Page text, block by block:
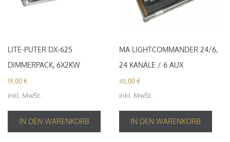
LITE-PUTER DX-625
DIMMERPACK, 6X2KW
19,00 €
inkl. MwSt.
IN DEN WARENKORB
MA LIGHTCOMMANDER 24/6,
24 KANÄLE / 6 AUX
45,00€
inkl. MwSt.
IN DEN WARENKORB